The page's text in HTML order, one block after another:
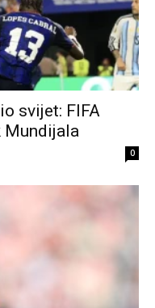
svijet: FIFA
Mundijala
0